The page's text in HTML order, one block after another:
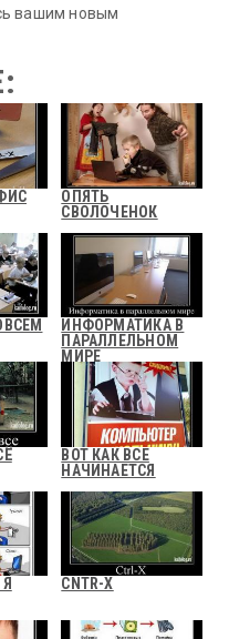
вашим новым
ОПЯТЬ
СВОЛОЧЕНОК
ИНФОРМАТИКА В
ПАРАЛЛЕЛЬНОМ
МИРЕ
ВОТ КАК ВСЕ
НАЧИНАЕТСЯ
CNTR-X